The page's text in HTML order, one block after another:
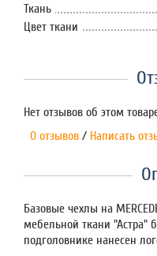
Ткань
Цвет ткани
Нет отзывов об этом
0 отзывов / Написать
Базовые чехлы на
мебельной ткани "Астра"
подголовнике нанесен